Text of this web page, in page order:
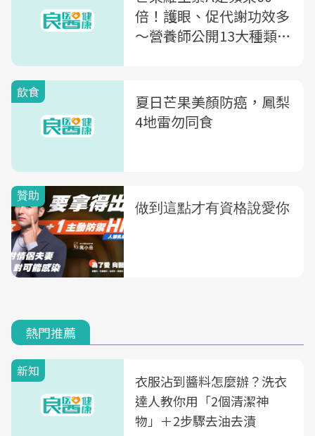
倍！護眼、促代謝功效多
～營養師公開13大種類：
飲食
夏日芒果美顏防癌，鳳梨
4地雷勿同食
熱門推薦
新知
衣服沾到醬料怎麼辦？洗衣
達人教你用「2個清潔神
物」＋2步驟去油去漬